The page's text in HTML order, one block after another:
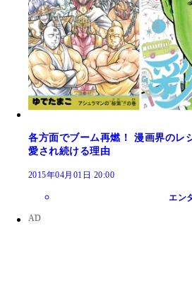
各方面でブーム再燃！ 漫画界のレ
愛され続ける理由
2015年04月01日 20:00
エン